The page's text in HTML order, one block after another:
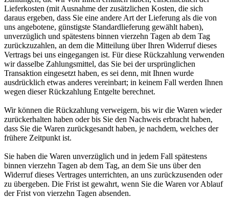
Lieferkosten (mit Ausnahme der zusätzlichen Kosten, die sich
daraus ergeben, dass Sie eine andere Art der Lieferung als die von
uns angebotene, günstigste Standardlieferung gewählt haben),
unverzüglich und spätestens binnen vierzehn Tagen ab dem Tag
zurückzuzahlen, an dem die Mitteilung über Ihren Widerruf dieses
Vertrags bei uns eingegangen ist. Für diese Rückzahlung verwenden
wir dasselbe Zahlungsmittel, das Sie bei der ursprünglichen
Transaktion eingesetzt haben, es sei denn, mit Ihnen wurde
ausdrücklich etwas anderes vereinbart; in keinem Fall werden Ihnen
wegen dieser Rückzahlung Entgelte berechnet.
Wir können die Rückzahlung verweigern, bis wir die Waren wieder
zurückerhalten haben oder bis Sie den Nachweis erbracht haben,
dass Sie die Waren zurückgesandt haben, je nachdem, welches der
frühere Zeitpunkt ist.
Sie haben die Waren unverzüglich und in jedem Fall spätestens
binnen vierzehn Tagen ab dem Tag, an dem Sie uns über den
Widerruf dieses Vertrages unterrichten, an uns zurückzusenden oder
zu übergeben. Die Frist ist gewahrt, wenn Sie die Waren vor Ablauf
der Frist von vierzehn Tagen absenden.